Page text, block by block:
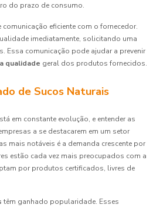
do prazo de consumo.
eficiente com o fornecedor.
imediatamente, solicitando uma
Essa comunicação pode ajudar a prevenir
qualidade geral dos produtos fornecidos.
de Sucos Naturais
em constante evolução, e entender as
a se destacarem em um setor
mais notáveis é a demanda crescente por
estão cada vez mais preocupados com a
por produtos certificados, livres de
têm ganhado popularidade. Esses